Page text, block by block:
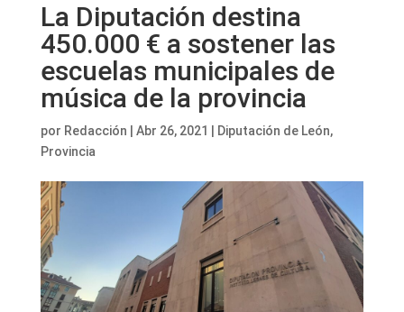
La Diputación destina
450.000 € a sostener las
escuelas municipales de
música de la provincia
por Redacción Abr 26, 2021 Diputación de León,
Provincia